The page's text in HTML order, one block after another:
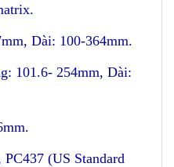
Dài: 100-364mm.
101.6- 254mm, Dài:
(US Standard